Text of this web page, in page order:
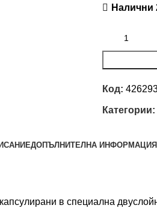
Налични
Код:
Категории:
ДОПЪЛНИТЕЛНА ИНФОРМАЦИЯ
в специална